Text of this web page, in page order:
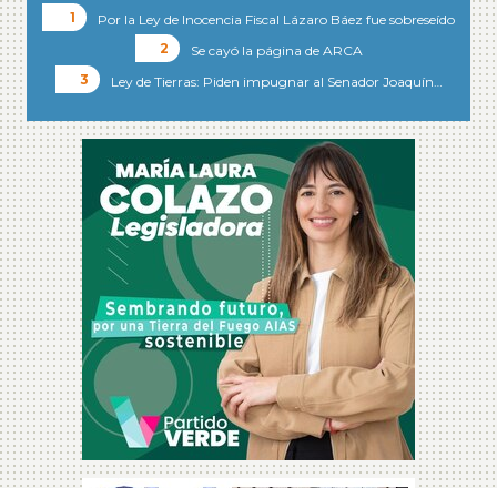
Por la Ley de Inocencia Fiscal Lázaro Báez fue sobreseído
Se cayó la página de ARCA
Ley de Tierras: Piden impugnar al Senador Joaquín…